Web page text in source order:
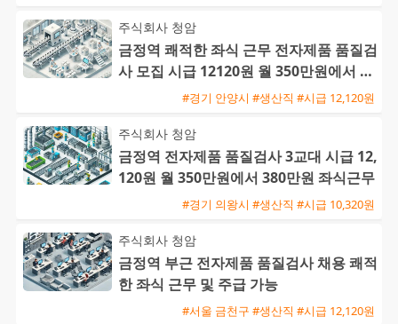
주식회사 청암
금정역 쾌적한 좌식 근무 전자제품 품질검
사 모집 시급 12120원 월 350만원에서 38
0만원 가능#경기 안양시 #생산직 #시급 12,120원
주식회사 청암
금정역 전자제품 품질검사 3교대 시급 12,
120원 월 350만원에서 380만원 좌식근무
#경기 의왕시 #생산직 #시급 10,320원
주식회사 청암
금정역 부근 전자제품 품질검사 채용 쾌적
한 좌식 근무 및 주급 가능
#서울 금천구 #생산직 #시급 12,120원